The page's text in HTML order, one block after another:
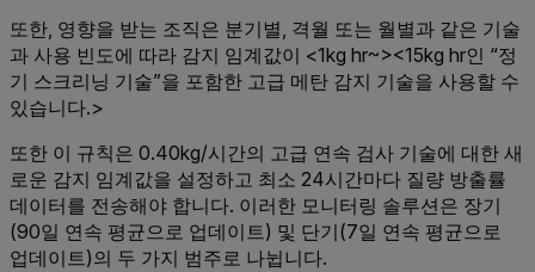
또한, 영향을 받는 조직은 분기별, 격월 또는 월별과 같은 기술
과 사용 빈도에 따라 감지 임계값이 <1kg hr~><15kg hr인 “정
기 스크리닝 기술”을 포함한 고급 메탄 감지 기술을 사용할 수
있습니다.>
또한 이 규칙은 0.40kg/시간의 고급 연속 검사 기술에 대한 새
로운 감지 임계값을 설정하고 최소 24시간마다 질량 방출률
데이터를 전송해야 합니다. 이러한 모니터링 솔루션은 장기
(90일 연속 평균으로 업데이트) 및 단기(7일 연속 평균으로
업데이트)의 두 가지 범주로 나뉩니다.